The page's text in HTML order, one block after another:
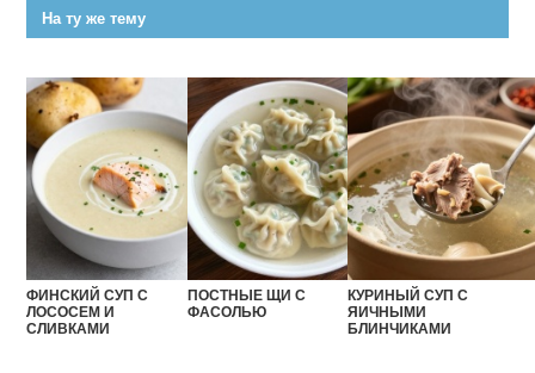
На ту же тему
ФИНСКИЙ СУП С
ЛОСОСЕМ И
СЛИВКАМИ
ПОСТНЫЕ ЩИ С
ФАСОЛЬЮ
КУРИНЫЙ СУП С
ЯИЧНЫМИ
БЛИНЧИКАМИ